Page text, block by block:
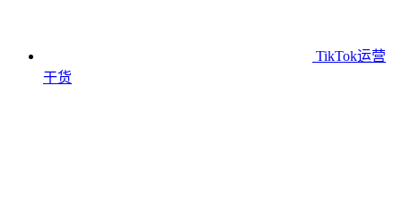
TikTok运营
干货